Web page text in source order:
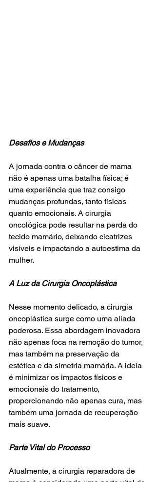
Desafios e Mudanças
A jornada contra o câncer de mama
não é apenas uma batalha física; é
uma experiência que traz consigo
mudanças profundas, tanto físicas
quanto emocionais. A cirurgia
oncológica pode resultar na perda do
tecido mamário, deixando cicatrizes
visíveis e impactando a autoestima da
mulher.
A Luz da Cirurgia Oncoplástica
Nesse momento delicado, a cirurgia
oncoplástica surge como uma aliada
poderosa. Essa abordagem inovadora
não apenas foca na remoção do tumor,
mas também na preservação da
estética e da simetria mamária. A ideia
é minimizar os impactos físicos e
emocionais do tratamento,
proporcionando não apenas cura, mas
também uma jornada de recuperação
mais suave.
Parte Vital do Processo
Atualmente, a cirurgia reparadora de